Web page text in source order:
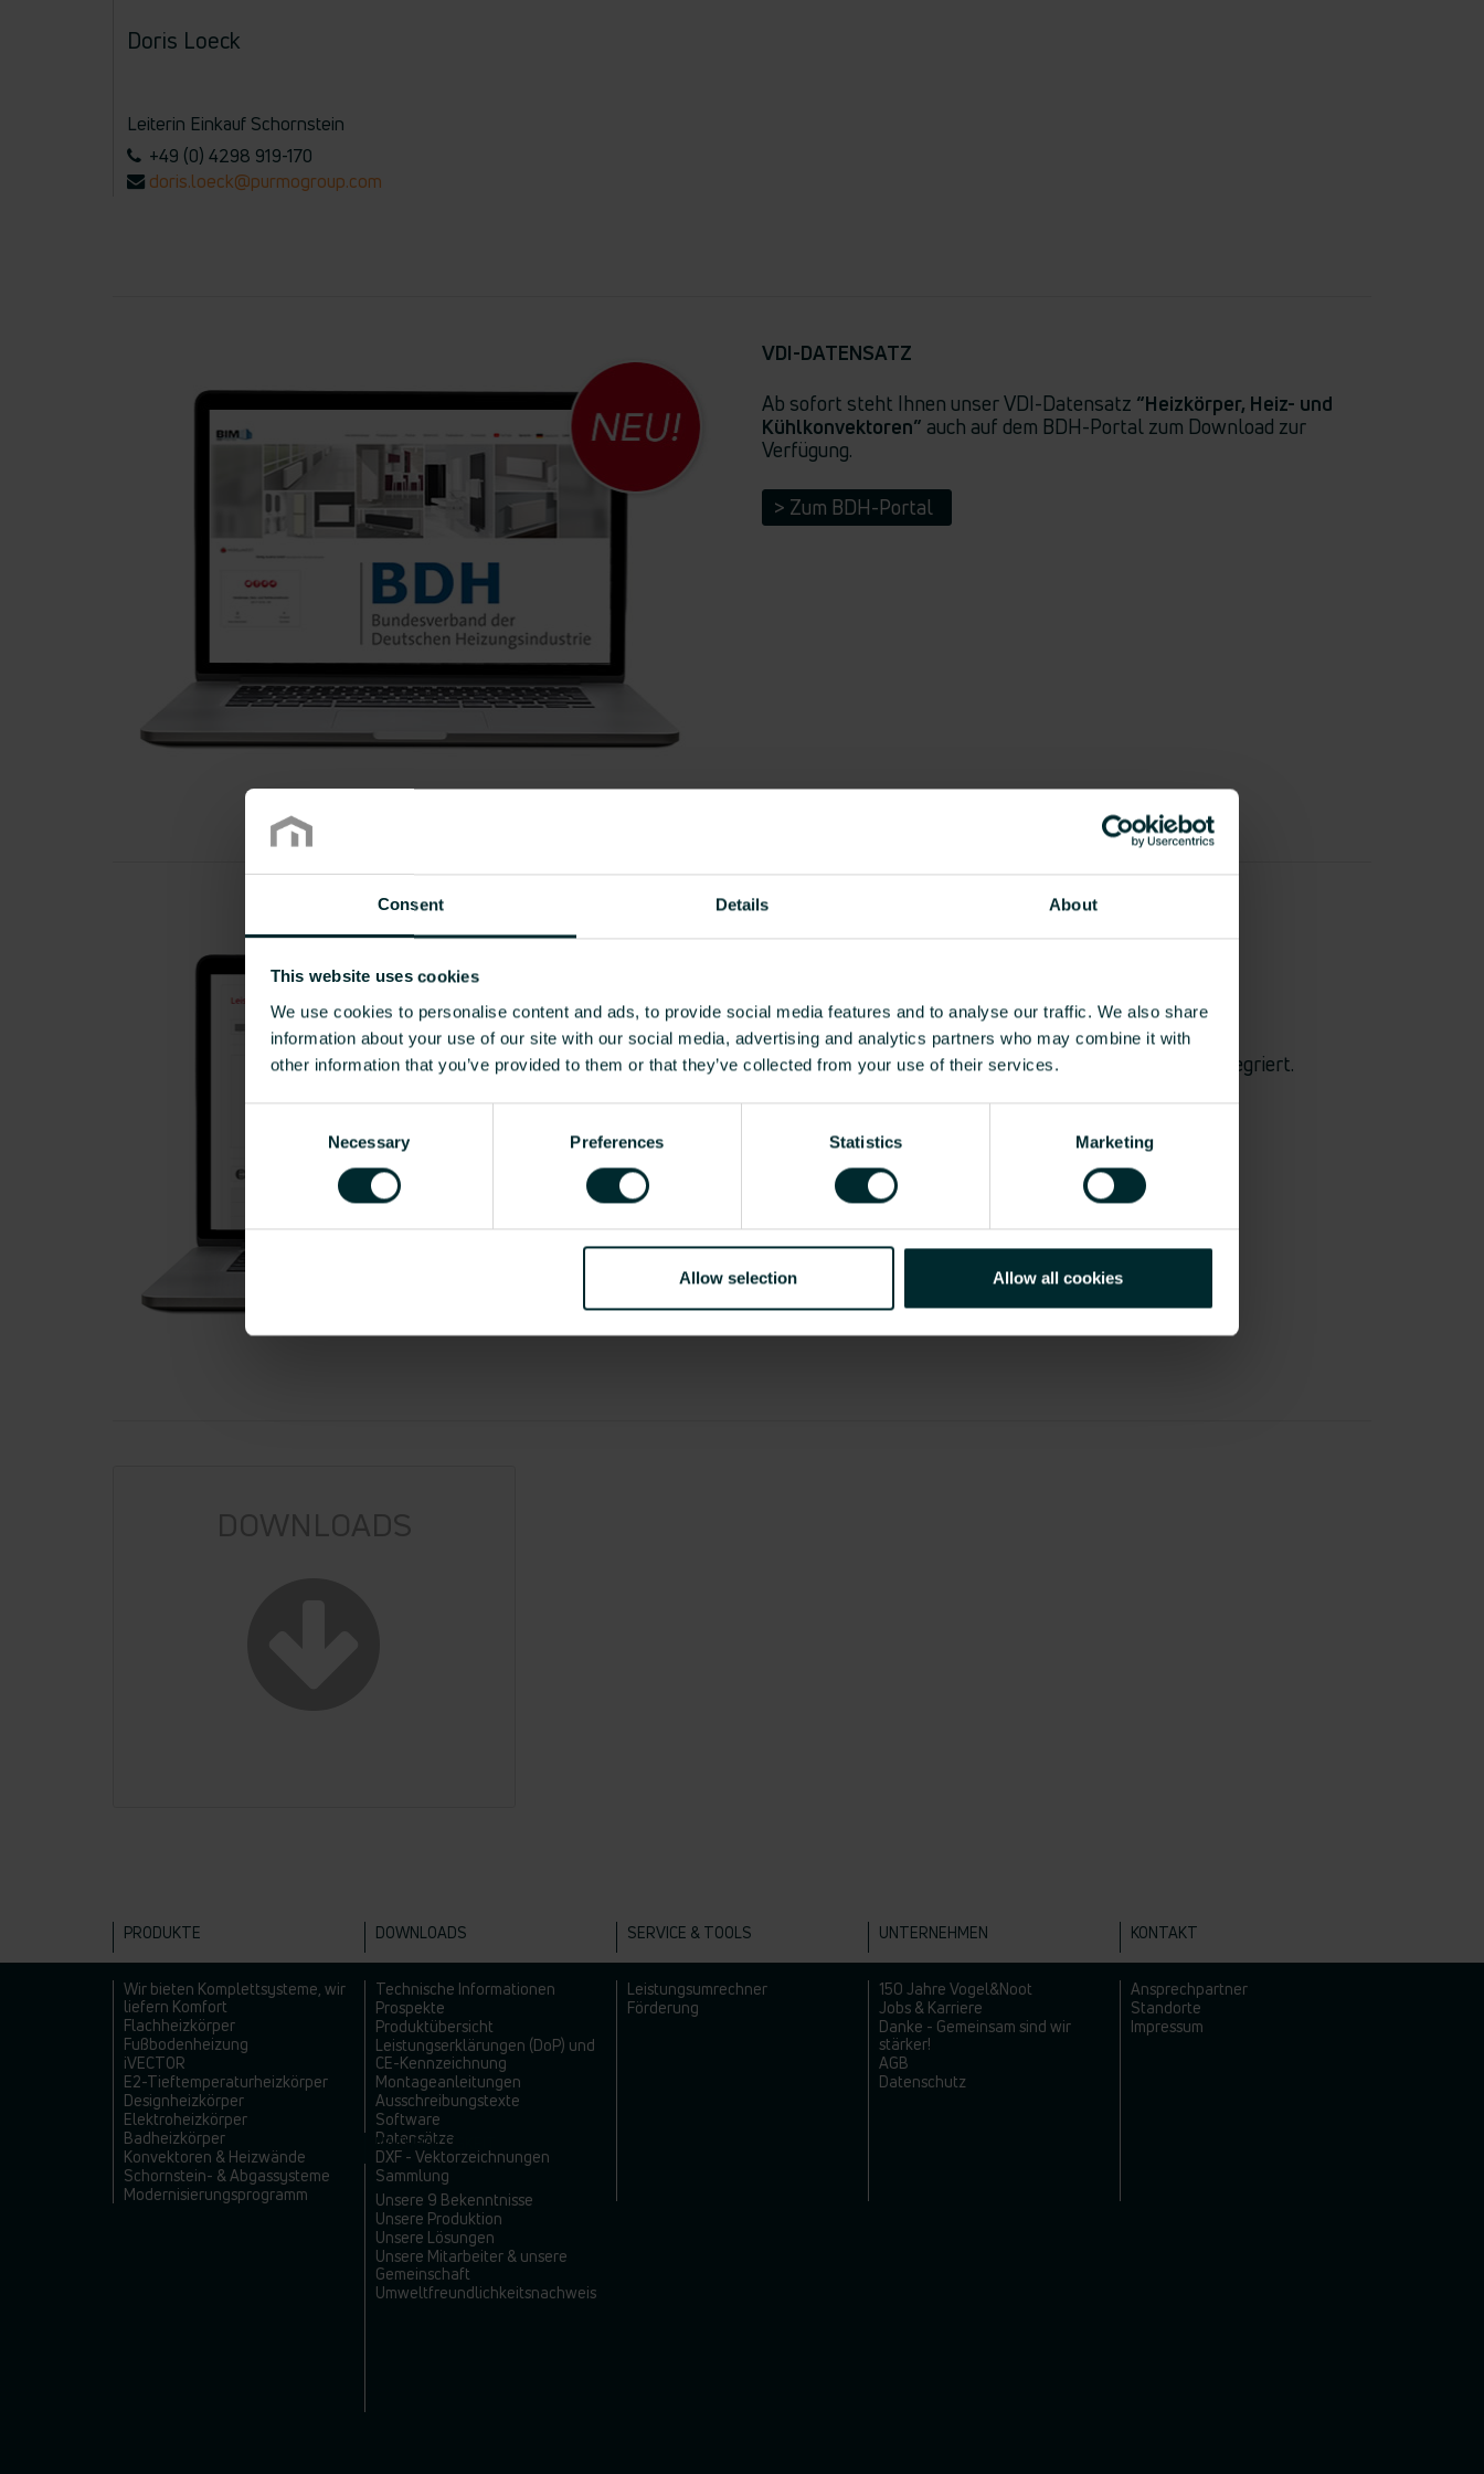
Consent Details About
This website uses cookies
We use cookies to personalise content and ads, to provide social media features and to analyse our traffic. We also share
information about your use of our site with our social media, advertising and analytics partners who may combine it with
other information that you’ve provided to them or that they’ve collected from your use of their services.
Necessary Preferences Statistics Marketing
Allow selection Allow all cookies
Doris Loeck
Leiterin Einkauf Schornstein
+49 (0) 4298 919-170
doris.loeck@purmogroup.com
VDI-DATENSATZ
Ab sofort steht Ihnen unser VDI-Datensatz “Heizkörper, Heiz- und
Kühlkonvektoren” auch auf dem BDH-Portal zum Download zur
Verfügung.
> Zum BDH-Portal
Im neuen Leistungsumrechner sind auch der E2-
Wärmepumpenheizkörper
und der iVECTOR Kühl- und Heizleistungsumrechner integriert.
DOWNLOADS
PRODUKTE
Wir bieten Komplettsysteme, wir
liefern Komfort
Flachheizkörper
Fußbodenheizung
iVECTOR
E2-Tieftemperaturheizkörper
Designheizkörper
Elektroheizkörper
Badheizkörper
Konvektoren & Heizwände
Schornstein- & Abgassysteme
Modernisierungsprogramm
DOWNLOADS
Technische Informationen
Prospekte
Produktübersicht
Leistungserklärungen (DoP) und
CE-Kennzeichnung
Montageanleitungen
Ausschreibungstexte
Software
Datensätze
DXF - Vektorzeichnungen
Sammlung
SERVICE & TOOLS
Leistungsumrechner
Förderung
UNTERNEHMEN
150 Jahre Vogel&Noot
Jobs & Karriere
Danke - Gemeinsam sind wir
stärker!
AGB
Datenschutz
KONTAKT
Ansprechpartner
Standorte
Impressum
NACHHALTIGKEIT
Unsere 9 Bekenntnisse
Unsere Produktion
Unsere Lösungen
Unsere Mitarbeiter & unsere
Gemeinschaft
Umweltfreundlichkeitsnachweis